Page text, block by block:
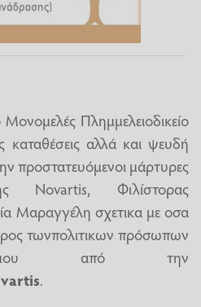
Πλημμελειοδικείο
καταθέσεις αλλά και ψευδή
προστατευόμενοι μάρτυρες
Novartis, Φιλίστορας
Μαραγγέλη σχετικα με οσα
τωνπολιτικων πρόσωπων
από την
.